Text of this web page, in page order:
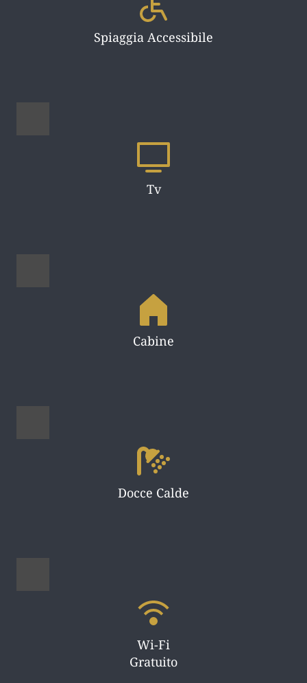
Spiaggia Accessibile
Tv
Cabine
Docce Calde
Wi-Fi
Gratuito